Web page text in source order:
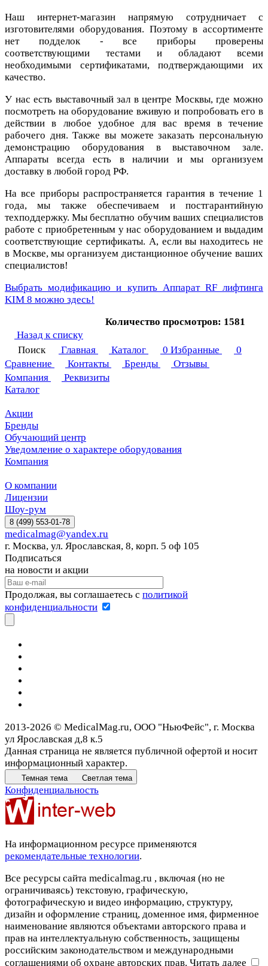
Наш интернет-магазин напрямую сотрудничает с
изготовителями оборудования. Поэтому в ассортименте
нет подделок - все приборы проверены
соответствующими тестами и обладают всеми
необходимыми сертификатами, подтверждающими их
качество.
У нас есть выставочный зал в центре Москвы, где можно
посмотреть на оборудование вживую и попробовать его в
действии в любое удобное для вас время в течение
рабочего дня. Также вы можете заказать персональную
демонстрацию оборудования в выставочном зале.
Аппараты всегда есть в наличии и мы организуем
доставку в любой город РФ.
На все приборы распространяется гарантия в течение 1
года, мы также обеспечиваем и постгарантийную
техподдержку. Мы бесплатно обучим ваших специалистов
работе с приобретенным у нас оборудованием и выдадим
соответствующие сертификаты. А, если вы находитесь не
в Москве, мы организуем дистанционное обучение ваших
специалистов!
Выбрать модификацию и купить Аппарат RF лифтинга
KIM 8 можно здесь!
Количество просмотров: 1581
Назад к списку
Поиск
Главная Каталог 0 Избранные
0
Сравнение
Контакты Бренды
Отзывы
Компания
Реквизиты
Каталог
Акции
Бренды
Обучающий центр
Уведомление о характере оборудования
Компания
О компании
Лицензии
Шоу-рум
8 (499) 553-01-78
medicalmag@yandex.ru
г. Москва, ул. Ярославская, 8, корп. 5 оф 105
Подписаться
на новости и акции
Продолжая, вы соглашаетесь с политикой
конфиденциальности
2013-2026 © MedicalMag.ru, ООО "НьюФейс", г. Москва
ул Ярославская д,8 к.5
Данная страница не является публичной офертой и носит
информационный характер.
Темная тема Светлая тема
Конфиденциальность
На информационном ресурсе применяются
рекомендательные технологии.
Все ресурсы сайта medicalmag.ru , включая (но не
ограничиваясь) текстовую, графическую,
фотографическую и видео информацию, структуру,
дизайн и оформление страниц, доменное имя, фирменное
наименование являются объектами авторского права и
прав на интеллектуальную собственность, защищены
российским законодательством и международными
соглашениями об охране авторских прав. Читать далее